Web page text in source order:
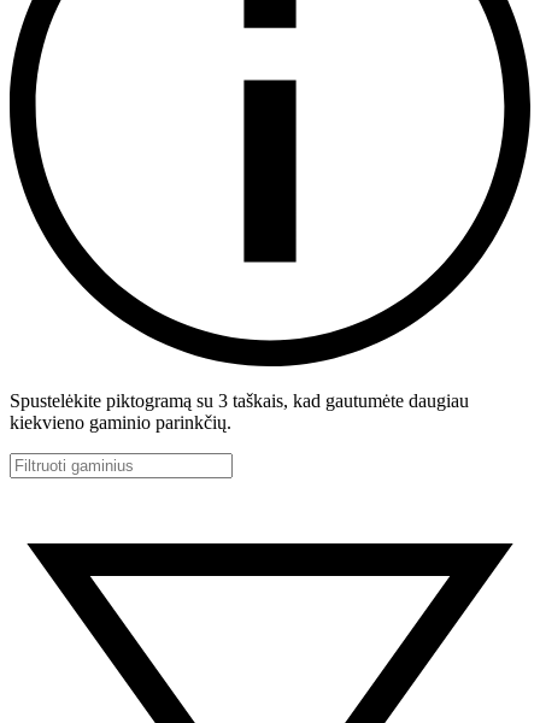
Spustelėkite piktogramą su 3 taškais, kad gautumėte daugiau
kiekvieno gaminio parinkčių.